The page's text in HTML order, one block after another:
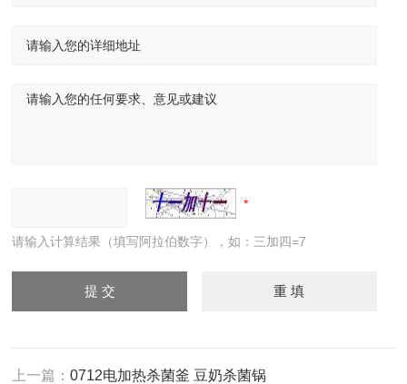
请输入计算结果（填写阿拉伯数字），如：三加四=7
上一篇：0712电加热杀菌釜 豆奶杀菌锅